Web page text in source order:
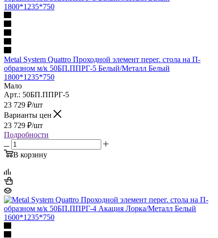
Metal System Quattro Проходной элемент перег. стола на П-
образном м/к 50БП.ППРГ-5 Белый/Металл Белый
1800*1235*750
Мало
Арт.: 50БП.ППРГ-5
23 729 ₽/шт
Варианты цен
23 729 ₽/шт
Подробности
В корзину